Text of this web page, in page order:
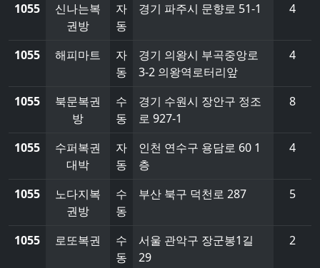
1055
신나는복
권방
자
동
경기 파주시 문향로 51-1 4
1055 해피마트
자
동
경기 의왕시 부곡중앙로
3-2 의왕역로터리앞
4
1055
북문복권
방
수
동
경기 수원시 장안구 정조
로 927-1
8
1055
수퍼복권
대박
자
동
인천 연수구 용담로 60 1
층
4
1055
노다지복
권방
수
동
부산 북구 덕천로 287 5
1055 로또복권
수
동
서울 관악구 장군봉1길
29
2